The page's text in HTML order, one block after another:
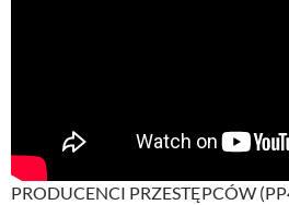
PRODUCENCI PRZESTĘPCÓW